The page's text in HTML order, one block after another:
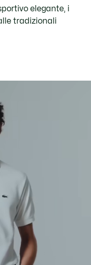
elegante, i
tradizionali